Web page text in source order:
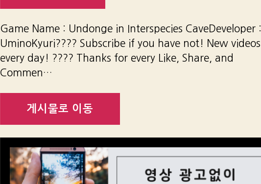
Game Name : Undonge in Interspecies CaveDeveloper :
UminoKyuri???? Subscribe if you have not! New videos
every day! ???? Thanks for every Like, Share, and
Commen…
게시물로 이동